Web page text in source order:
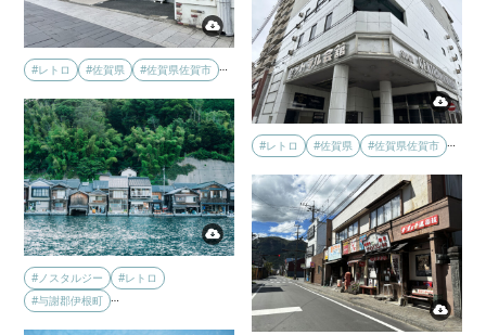
#レトロ #佐賀県 #佐賀県佐賀市 …
#レトロ #佐賀県 #佐賀県佐賀市
#ノスタルジー
#レトロ
#与謝郡伊根町 …